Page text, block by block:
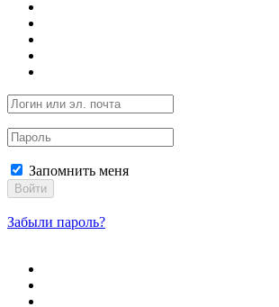
Запомнить меня
Войти
Забыли пароль?